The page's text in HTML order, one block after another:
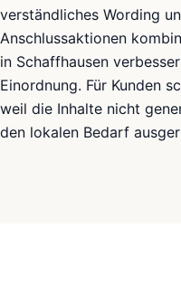
verständliches Wording
Anschlussaktionen
in Schaffhausen
Einordnung. Für Kunden
weil die Inhalte nicht
den lokalen Bedarf